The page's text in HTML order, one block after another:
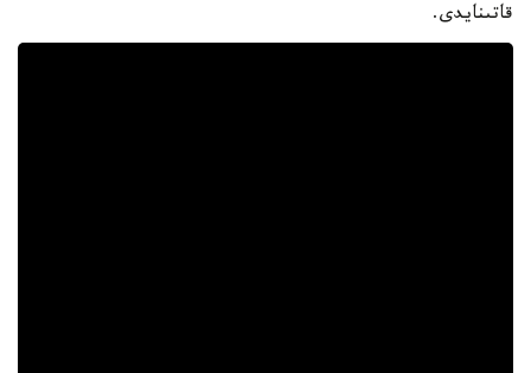
قاتىنايدى.